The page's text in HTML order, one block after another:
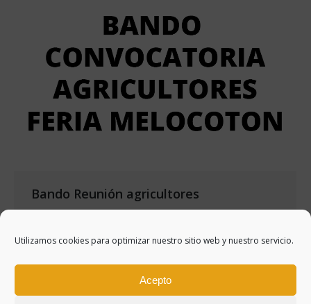
Utilizamos cookies para optimizar nuestro sitio web y nuestro servicio.
Acepto
Bando Reunión agricultores
Sartaguda para tratar los puestos de la feria.